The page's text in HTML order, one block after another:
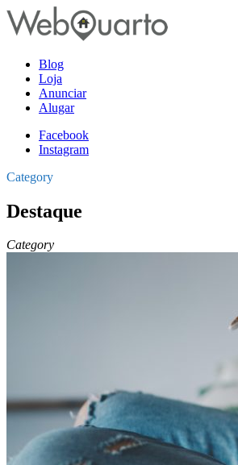
Blog
Loja
Anunciar
Alugar
Facebook
Instagram
Category
Destaque
Category